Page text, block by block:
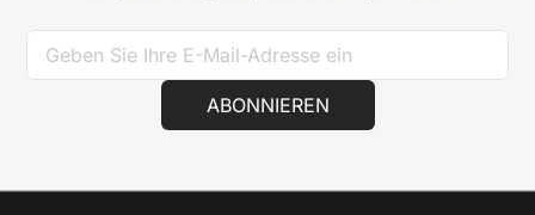
ABONNIEREN